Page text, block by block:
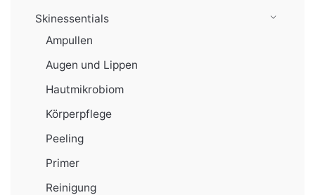
Skinessentials
Ampullen
Augen und Lippen
Hautmikrobiom
Körperpflege
Peeling
Primer
Reinigung